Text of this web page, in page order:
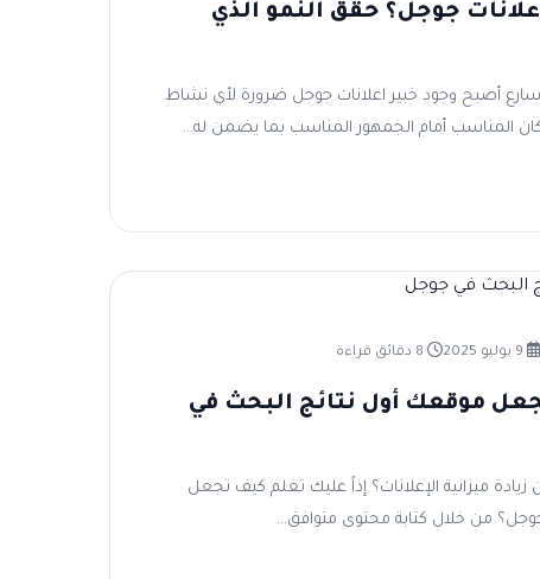
جوجل؟ حقق النمو الذي
أصبح وجود خبير اعلانات جوجل ضرورة لأي نشاط
المناسب أمام الجمهور المناسب بما يضمن له...
موقعك أول نتائج البحث في
ميزانية الإعلانات؟ إذاً عليك تعلم كيف تجعل
من خلال كتابة محتوى متوافق...